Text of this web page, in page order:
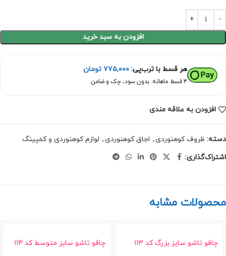
افزودن به سبد خرید
هر قسط با ترب‌پی: ۷۷۵,۰۰۰ تومان
۴ قسط ماهانه. بدون سود، چک و ضامن.
افزودن به علاقه مندی
دسته: ظروف کوهنوردی, اجاق کوهنوردی, لوازم کوهنوردی و کمپینگ
اشتراک‌گذاری:
محصولات مشابه
چاقو تاشو سایز بزرگ کد 113 چاقو تاشو سایز متوسط کد 114